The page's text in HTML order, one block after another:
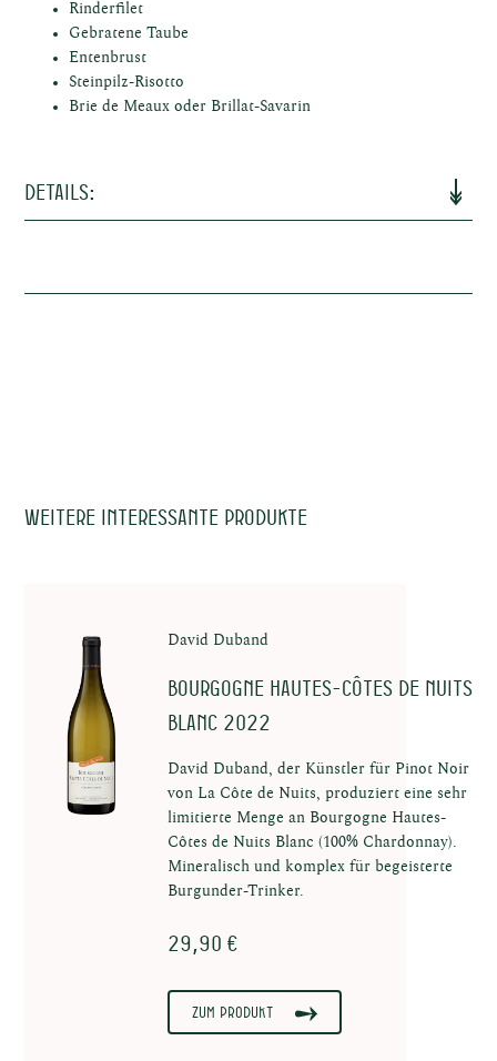
Rinderfilet
Gebratene Taube
Entenbrust
Steinpilz-Risotto
Brie de Meaux oder Brillat-Savarin
Details:
Terroir (Boden) Kalkstein
Weitere interessante Produkte
David Duband
Bourgogne Hautes-Côtes de Nuits
Blanc 2022
David Duband, der Künstler für Pinot Noir
von La Côte de Nuits, produziert eine sehr
limitierte Menge an Bourgogne Hautes-
Côtes de Nuits Blanc (100% Chardonnay).
Mineralisch und komplex für begeisterte
Burgunder-Trinker.
29,90 €
Zum Produkt